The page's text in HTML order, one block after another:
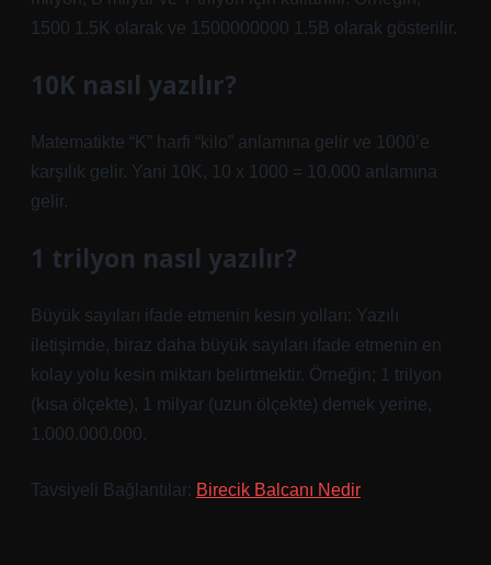
1500 1.5K olarak ve 1500000000 1.5B olarak gösterilir.
10K nasıl yazılır?
Matematikte “K” harfi “kilo” anlamına gelir ve 1000’e
karşılık gelir. Yani 10K, 10 x 1000 = 10.000 anlamına
gelir.
1 trilyon nasıl yazılır?
Büyük sayıları ifade etmenin kesin yolları: Yazılı
iletişimde, biraz daha büyük sayıları ifade etmenin en
kolay yolu kesin miktarı belirtmektir. Örneğin; 1 trilyon
(kısa ölçekte), 1 milyar (uzun ölçekte) demek yerine,
1.000.000.000.
Tavsiyeli Bağlantılar: Birecik Balcanı Nedir